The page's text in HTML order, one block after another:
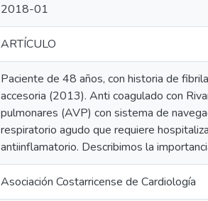
2018-01
ARTÍCULO
Paciente de 48 años, con historia de
accesoria (2013). Anti coagulado con
pulmonares (AVP) con sistema de
respiratorio agudo que requiere
antiinflamatorio. Describimos la
Asociación Costarricense de Cardiología